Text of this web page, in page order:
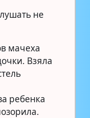
не
мачеха
Взяла
ребенка